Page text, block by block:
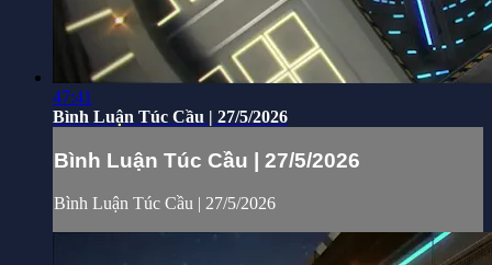
47:41
Bình Luận Túc Cầu | 27/5/2026
Bình Luận Túc Cầu | 27/5/2026
Bình Luận Túc Cầu | 27/5/2026